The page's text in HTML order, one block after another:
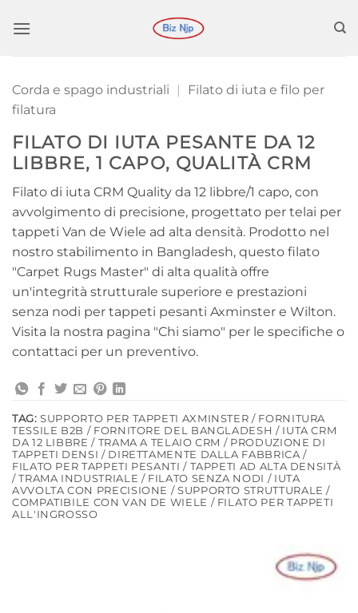
Corda e spago industriali |
Filato di iuta e filo per
filatura
FILATO DI IUTA PESANTE DA 12
LIBBRE, 1 CAPO, QUALITÀ CRM
Filato di iuta CRM Quality da 12 libbre/1 capo, con
avvolgimento di precisione, progettato per telai per
tappeti Van de Wiele ad alta densità. Prodotto nel
nostro stabilimento in Bangladesh, questo filato
"Carpet Rugs Master" di alta qualità offre
un'integrità strutturale superiore e prestazioni
senza nodi per tappeti pesanti Axminster e Wilton.
Visita la nostra pagina "Chi siamo" per le specifiche o
contattaci per un preventivo.
TAG: SUPPORTO PER TAPPETI AXMINSTER / FORNITURA
TESSILE B2B / FORNITORE DEL BANGLADESH / IUTA CRM
DA 12 LIBBRE / TRAMA A TELAIO CRM / PRODUZIONE DI
TAPPETI DENSI / DIRETTAMENTE DALLA FABBRICA /
FILATO PER TAPPETI PESANTI / TAPPETI AD ALTA DENSITÀ
/ TRAMA INDUSTRIALE / FILATO SENZA NODI / IUTA
AVVOLTA CON PRECISIONE / SUPPORTO STRUTTURALE /
COMPATIBILE CON VAN DE WIELE / FILATO PER TAPPETI
ALL'INGROSSO